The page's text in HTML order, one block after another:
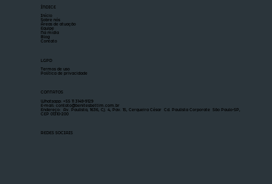
ÍNDICE
Início
Sobre nós
Áreas de atuação
Equipe
Na mídia
Blog
Contato
LGPD
Termos de uso
Política de privacidade
CONTATOS
Whatsapp: +55 11 3149-9129
E-mail: contato@benitesbettim.com.br
Endereço: Av. Paulista, 1636, Cj. 4, Pav. 15, Cerqueira César Cd. Paulista Corporate São Paulo-SP,
CEP 01310-200
REDES SOCIAIS